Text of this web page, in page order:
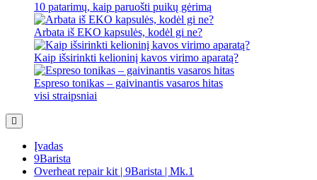
10 patarimų, kaip paruošti puikų gėrimą
Arbata iš EKO kapsulės, kodėl gi ne?
Kaip išsirinkti kelioninį kavos virimo aparatą?
Espreso tonikas – gaivinantis vasaros hitas
visi straipsniai
Įvadas
9Barista
Overheat repair kit | 9Barista | Mk.1